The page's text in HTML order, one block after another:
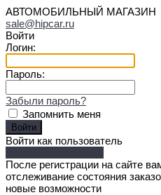
АВТОМОБИЛЬНЫЙ МАГАЗИН
sale@hipcar.ru
Войти
Логин:
Пароль:
Забыли пароль?
Запомнить меня
Войти как пользователь
После регистрации на сайте
отслеживание состояния
новые возможности